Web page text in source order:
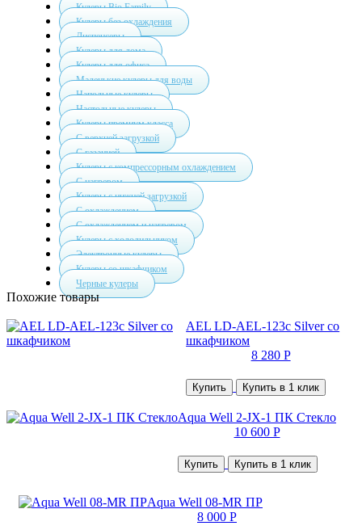
Кулеры Bio Family
Кулеры без охлаждения
Диспенсеры
Кулеры для дома
Кулеры для офиса
Маленькие кулеры для воды
Напольные кулеры
Настольные кулеры
Кулеры премиум класса
С верхней загрузкой
С газацией
Кулеры с компрессорным охлаждением
С нагревом
Кулеры с нижней загрузкой
С охлаждением
С охлаждением и нагревом
Кулеры с холодильником
Электронные кулеры
Кулеры со шкафчиком
Черные кулеры
Похожие товары
AEL LD-AEL-123c Silver со
шкафчиком
8 280 Р
Купить Купить в 1 клик
Aqua Well 2-JX-1 ПК Стекло
10 600 Р
Купить Купить в 1 клик
Aqua Well 08-MR ПР
8 000 Р